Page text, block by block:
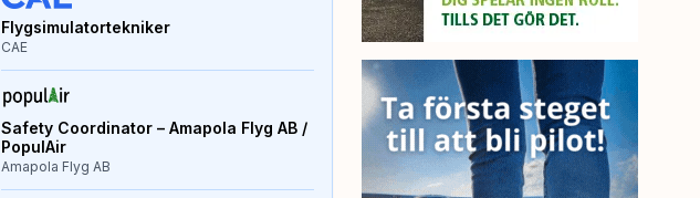
Flygsimulatortekniker
CAE
Safety Coordinator – Amapola Flyg AB /
PopulAir
Amapola Flyg AB